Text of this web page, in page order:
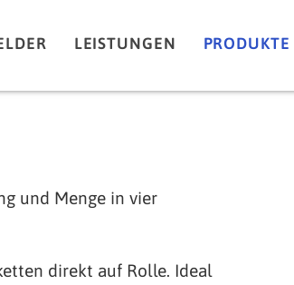
LEISTUNGEN PRODUKTE
und Menge in vier
direkt auf Rolle. Ideal